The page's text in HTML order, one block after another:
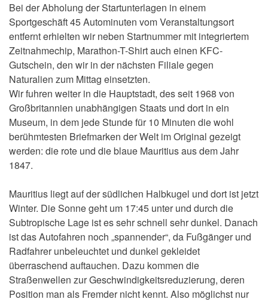
Bei der Abholung der Startunterlagen in einem
Sportgeschäft 45 Autominuten vom Veranstaltungsort
entfernt erhielten wir neben Startnummer mit integriertem
Zeitnahmechip, Marathon-T-Shirt auch einen KFC-
Gutschein, den wir in der nächsten Filiale gegen
Naturalien zum Mittag einsetzten.
Wir fuhren weiter in die Hauptstadt, des seit 1968 von
Großbritannien unabhängigen Staats und dort in ein
Museum, in dem jede Stunde für 10 Minuten die wohl
berühmtesten Briefmarken der Welt im Original gezeigt
werden: die rote und die blaue Mauritius aus dem Jahr
1847.
Mauritius liegt auf der südlichen Halbkugel und dort ist jetzt
Winter. Die Sonne geht um 17:45 unter und durch die
Subtropische Lage ist es sehr schnell sehr dunkel. Danach
ist das Autofahren noch „spannender“, da Fußgänger und
Radfahrer unbeleuchtet und dunkel gekleidet
überraschend auftauchen. Dazu kommen die
Straßenwellen zur Geschwindigkeitsreduzierung, deren
Position man als Fremder nicht kennt. Also möglichst nur